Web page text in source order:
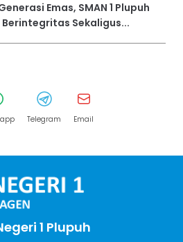
Emas, SMAN 1 Plupuh
Sekaligus...
Telegram Email
1 Plupuh